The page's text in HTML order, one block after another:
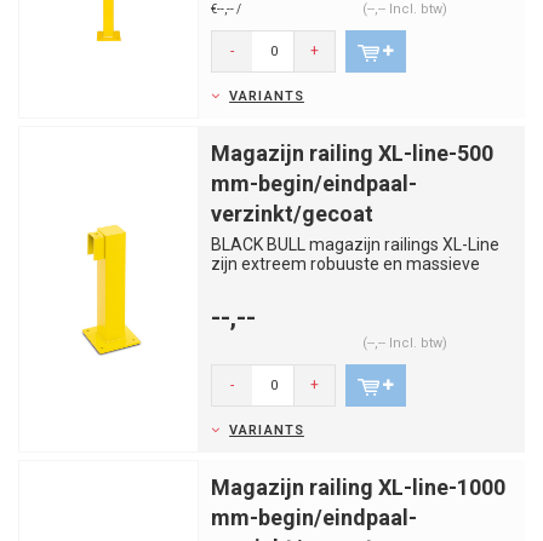
€--,-- /
(--,-- Incl. btw)
- +
VARIANTS
Magazijn railing XL-line-500
mm-begin/eindpaal-
verzinkt/gecoat
BLACK BULL magazijn railings XL-Line
zijn extreem robuuste en massieve
--,--
(--,-- Incl. btw)
- +
VARIANTS
Magazijn railing XL-line-1000
mm-begin/eindpaal-